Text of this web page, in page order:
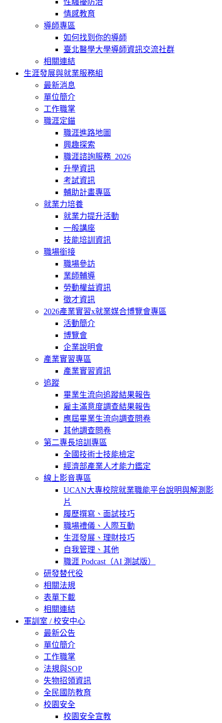
情感教育
導師專區
如何找到你的導師
臺北醫學大學導師資訊交流社群
相關連結
生涯發展與就業服務組
最新消息
單位簡介
工作職掌
職涯定錨
職涯進路地圖
興趣探索
職涯諮詢服務_2026
升學資訊
考試資訊
輔助計畫專區
就業力培養
就業力提升活動
一般講座
技能培訓資訊
職場銜接
職場參訪
業師輔導
勞動權益資訊
徵才資訊
2026產業實習x就業媒合博覽會專區
活動簡介
博覽會
企業說明會
產業實習專區
產業實習資訊
追蹤
畢業生流向追蹤結果報告
雇主滿意度調查結果報告
應屆畢業生流向調查問卷
其他調查問卷
第二專長培訓專區
全國技術士技能檢定
經濟部產業人才能力鑑定
線上影音專區
UCAN大專校院就業職能平台說明與解測影
片
履歷撰寫、面試技巧
職場禮儀、人際互動
生涯發展、理財技巧
自我管理、其他
職涯 Podcast（AI 測試版）
研發替代役
相關法規
表單下載
相關連結
軍訓室 / 校安中心
最新公告
單位簡介
工作職掌
法規與SOP
失物招領資訊
全民國防教育
校園安全
校園安全宣教